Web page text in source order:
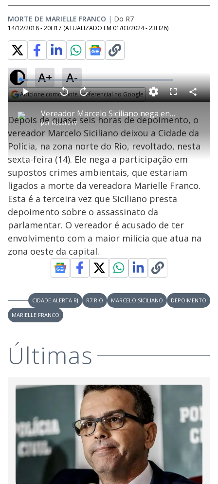
MORTE DE MARIELLE FRANCO | Do R7
14/12/2018 - 20H17 (ATUALIZADO EM 01/03/2024 - 23H26)
A+ A-
Adicione como fonte preferencial no Google
P
l
a
y
V
i
d
e
o
Vereador Marcelo Siciliano nega envolvimento na morte de Marielle Franco
por RecordTV
P V
l
t
a
r
0
e
g
n
d
s
A
a
n
ç
a
s
e
u
n
o
s
M
u
d
o
L
o
a
d
e
4
.
8
9
%
F
l
s
c
e
C
o
a
r
l
h
a
Depois de quase seis horas de depoimento, o
vereador Marcelo Siciliano deixou a Cidade da
Polícia, na zona norte do Rio, revoltado, nesta
sexta-feira (14). Ele nega a participação em
supostos crimes ambientais, que estariam
ligados a morte da vereadora Marielle Franco.
Esta é a terceira vez que Siciliano presta
depoimento sobre o assassinato da
parlamentar. O vereador é acusado de ter
envolvimento com a maior milícia que atua na
zona oeste da capital.
CIDADE ALERTA RJ R7 RIO MARCELO SICILIANO
DEPOIMENTO
MARIELLE FRANCO
Últimas